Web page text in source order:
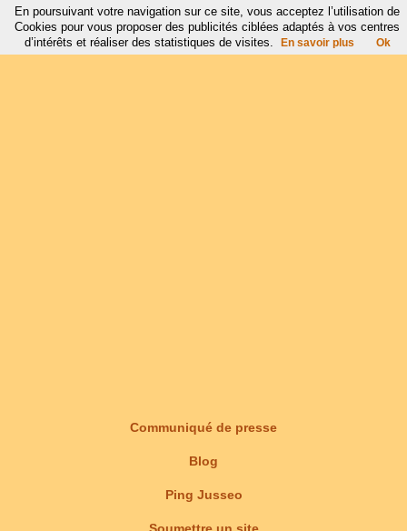
Communiqué de presse
Blog
Ping Jusseo
En poursuivant votre navigation sur ce site, vous acceptez l’utilisation de
Cookies pour vous proposer des publicités ciblées adaptés à vos centres
d’intérêts et réaliser des statistiques de visites.
En savoir plus Ok